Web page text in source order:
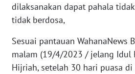
dilaksanakan dapat pahala
tidak berdosa,
Sesuai pantauan WahanaNews
malam (19/4/2023 / jelang Idul
Hijriah, setelah 30 hari puasa
REDAKSI
KARIR
DISCLAIMER